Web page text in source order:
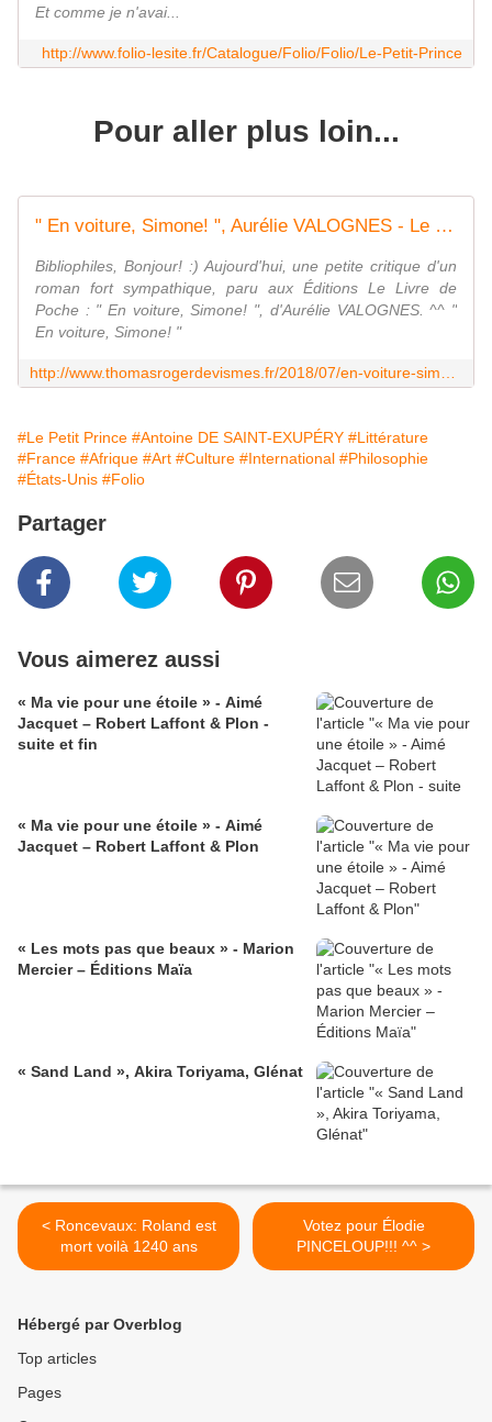
Et comme je n'avai...
http://www.folio-lesite.fr/Catalogue/Folio/Folio/Le-Petit-Prince
Pour aller plus loin...
" En voiture, Simone! ", Aurélie VALOGNES - Le Livre de Poche :) - Les écrits d'un poète français
Bibliophiles, Bonjour! :) Aujourd'hui, une petite critique d'un
roman fort sympathique, paru aux Éditions Le Livre de
Poche : " En voiture, Simone! ", d'Aurélie VALOGNES. ^^ "
En voiture, Simone! "
#Le Petit Prince #Antoine DE SAINT-EXUPÉRY #Littérature
#France #Afrique #Art #Culture #International #Philosophie
#États-Unis #Folio
Partager
Vous aimerez aussi
« Ma vie pour une étoile » - Aimé
Jacquet – Robert Laffont & Plon -
suite et fin
« Ma vie pour une étoile » - Aimé
Jacquet – Robert Laffont & Plon
« Les mots pas que beaux » - Marion
Mercier – Éditions Maïa
« Sand Land », Akira Toriyama, Glénat
< Roncevaux: Roland est
mort voilà 1240 ans
Votez pour Élodie
PINCELOUP!!! ^^ >
Hébergé par Overblog
Top articles
Pages